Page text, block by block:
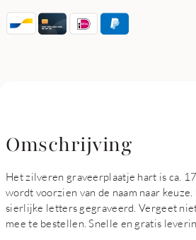
Omschrijving
Het zilveren graveerplaatje hart is ca.
wordt voorzien van de naam naar
sierlijke letters gegraveerd. Vergeet
mee te bestellen. Snelle en gratis